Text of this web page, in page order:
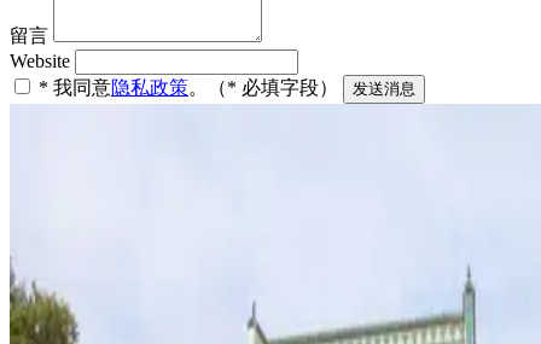
留言
Website
* 我同意隐私政策。（* 必填字段） 发送消息